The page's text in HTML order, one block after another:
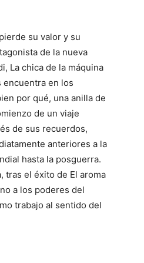
su valor y su
de la nueva
La chica de la máquina
en los
por qué, una anilla de
de un viaje
de sus recuerdos,
anteriores a la
hasta la posguerra.
tras el éxito de El aroma
a los poderes del
trabajo al sentido del